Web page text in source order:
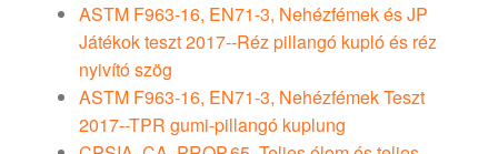
ASTM F963-16, EN71-3, Nehézfémek és JP
Játékok teszt 2017--Réz pillangó kupló és réz
nyivító szög
ASTM F963-16, EN71-3, Nehézfémek Teszt
2017--TPR gumi-pillangó kuplung